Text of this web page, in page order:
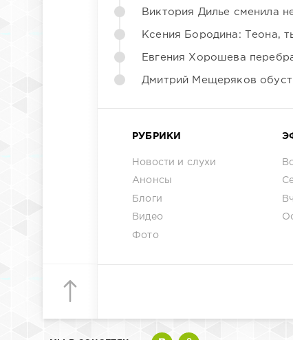
Виктория Дилье сменила
Ксения Бородина: Теона,
Евгения Хорошева
Дмитрий Мещеряков
РУБРИКИ
Новости и слухи
Анонсы
Блоги
Видео
Фото